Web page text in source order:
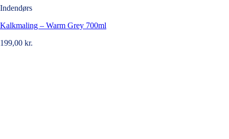
Indendørs
Kalkmaling – Warm Grey 700ml
199,00 kr.